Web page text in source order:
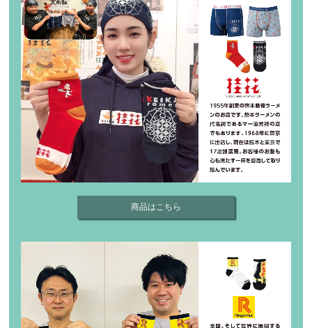
商品はこちら